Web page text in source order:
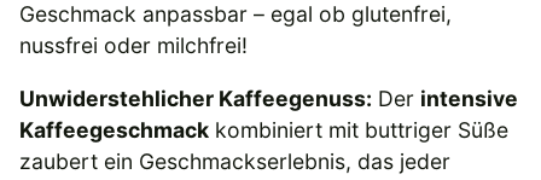
Geschmack anpassbar – egal ob glutenfrei,
nussfrei oder milchfrei!
Unwiderstehlicher Kaffeegenuss: Der intensive
Kaffeegeschmack kombiniert mit buttriger Süße
zaubert ein Geschmackserlebnis, das jeder